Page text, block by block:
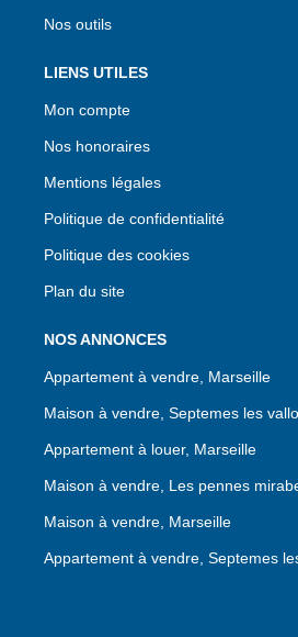
Nos outils
LIENS UTILES
Mon compte
Nos honoraires
Mentions légales
Politique de confidentialité
Politique des cookies
Plan du site
NOS ANNONCES
Appartement à vendre, Marseille
Maison à vendre, Septemes les
Appartement à louer, Marseille
Maison à vendre, Les pennes
Maison à vendre, Marseille
Appartement à vendre, Septemes